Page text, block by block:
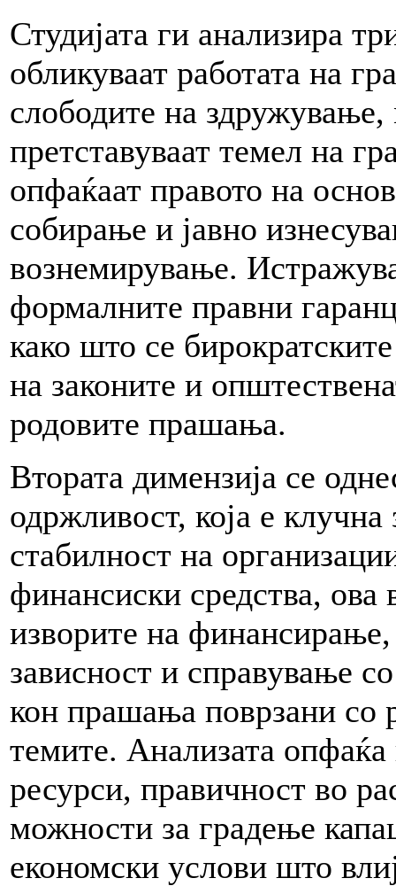
Студијата ги анализира
обликуваат работата на
слободите на
претставуваат темел на
опфаќаат правото на
собирање и јавно
вознемирување.
формалните правни
како што се
на законите и
родовите прашања.
Втората димензија се
одржливост, која е клучна
стабилност на
финансиски средства, ова
изворите на
зависност и справување
кон прашања поврзани со
темите. Анализата
ресурси, правичност во
можности за градење
економски услови што